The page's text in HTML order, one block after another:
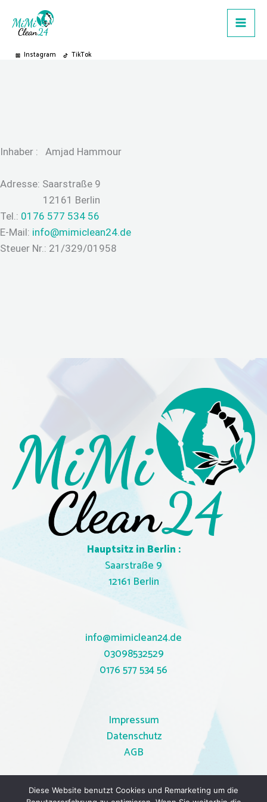
Inhalt
springen
Instagram TikTok
Inhaber : Amjad Hammour
Adresse: Saarstraße 9
12161 Berlin
Tel.: 0176 577 534 56
E-Mail: info@mimiclean24.de
Steuer Nr.: 21/329/01958
Hauptsitz in Berlin :
Saarstraße 9
12161 Berlin
info@mimiclean24.de
03098532529
0176 577 534 56
Impressum
Datenschutz
AGB
Diese Website benutzt Cookies und Remarketing um die